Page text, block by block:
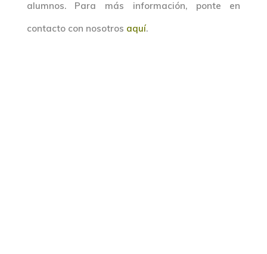
alumnos. Para más información, ponte en
contacto con nosotros aquí.